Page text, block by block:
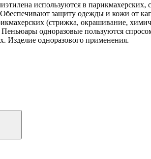
используются в парикмахерских,
защиту одежды и кожи от
(стрижка, окрашивание,
одноразовые пользуются
Изделие одноразового применения.